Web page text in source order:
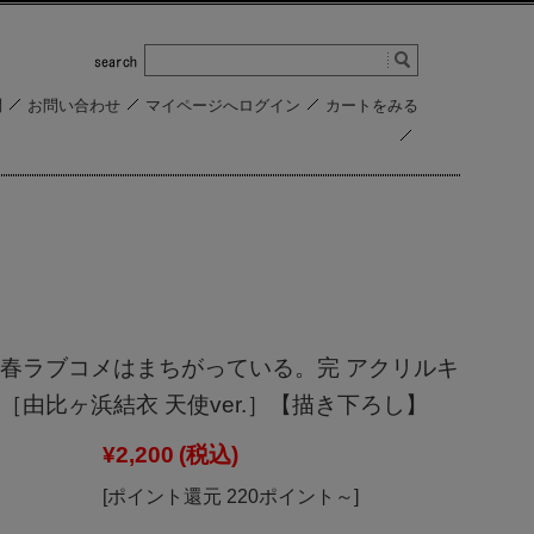
お問い合わせ マイページへログイン カートをみる
ラブコメはまちがっている。完 アクリルキ
由比ヶ浜結衣 天使ver.］【描き下ろし】
¥2,200 (税込)
[ポイント還元 220ポイント～]